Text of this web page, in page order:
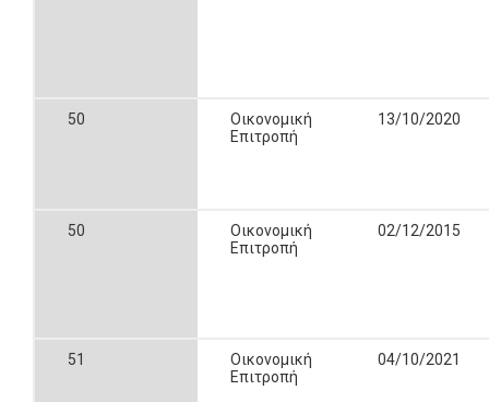
50
Οικονομική
Επιτροπή
13/10/2020
50
Οικονομική
Επιτροπή
02/12/2015
51
Οικονομική
Επιτροπή
04/10/2021